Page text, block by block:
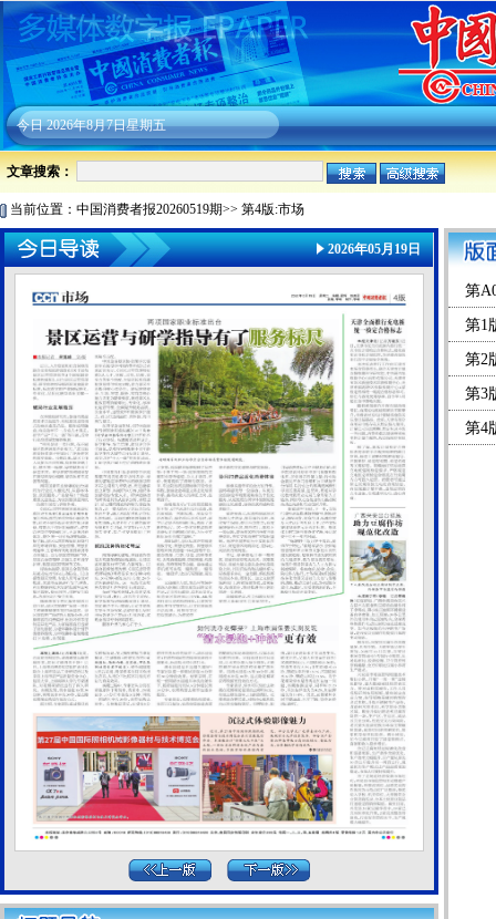
今日2026年8月7日星期五
文章搜索：
当前位置： 中国消费者报20260519期>> 第4版:市场
2026年05月19日
第
第1
第2
第3
第4